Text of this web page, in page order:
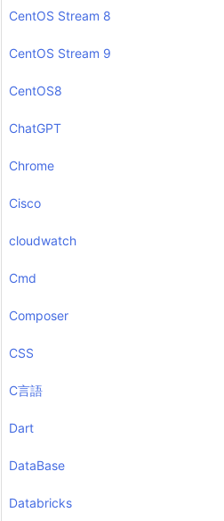
CentOS Stream 8
CentOS Stream 9
CentOS8
ChatGPT
Chrome
Cisco
cloudwatch
Cmd
Composer
CSS
C言語
Dart
DataBase
Databricks